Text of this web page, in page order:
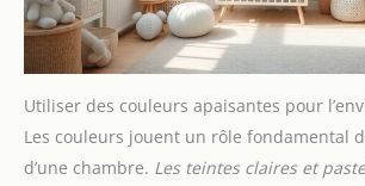
Utiliser des couleurs apaisantes pour
Les couleurs jouent un rôle fondamental
d’une chambre. Les teintes claires et